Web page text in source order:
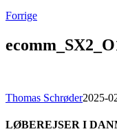
Forrige
Thomas Schrøder2025-
LØBEREJSER I